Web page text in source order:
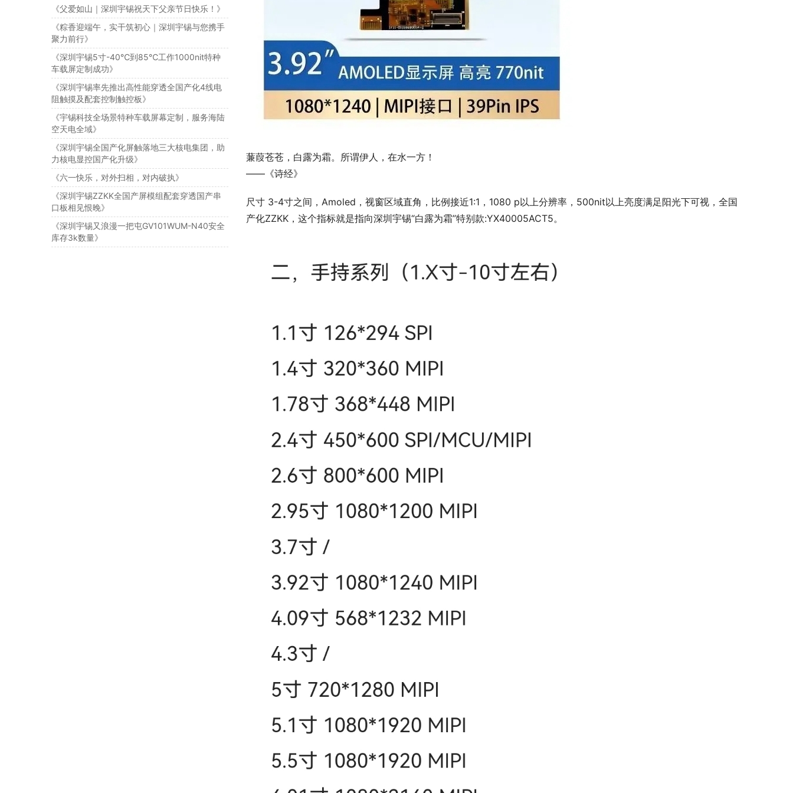
蒹葭苍苍，白露为霜。所谓伊人，在水一方！
——《诗经》
尺寸 3-4寸之间，Amoled，视窗区域直角，比例接近1:1，1080 p以上分辨率，500nit以上亮度满足阳光下可视，全国
产化ZZKK，这个指标就是指向深圳宇锡“白露为霜”特别款:YX40005ACT5。
《父爱如山｜深圳宇锡祝天下父亲节日快乐！》
《粽香迎端午，实干筑初心｜深圳宇锡与您携手
聚力前行》
《深圳宇锡5寸-40℃到85℃工作1000nit特种
车载屏定制成功》
《深圳宇锡率先推出高性能穿透全国产化4线电
阻触摸及配套控制触控板》
《宇锡科技全场景特种车载屏幕定制，服务海陆
空天电全域》
《深圳宇锡全国产化屏触落地三大核电集团，助
力核电显控国产化升级》
《六一快乐，对外扫相，对内破执》
《深圳宇锡ZZKK全国产屏模组配套穿透国产串
口板相见恨晚》
《深圳宇锡又浪漫一把屯GV101WUM-N40安全
库存3k数量》